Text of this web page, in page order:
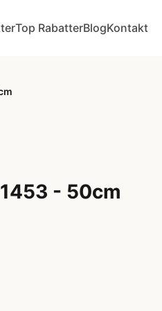
Top RabatterBlogKontakt
- 50cm